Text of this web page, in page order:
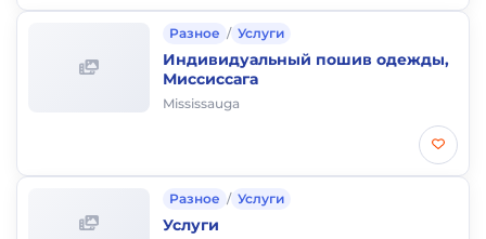
Разное / Услуги
Индивидуальный пошив одежды,
Миссиссага
Mississauga
Разное / Услуги
Услуги